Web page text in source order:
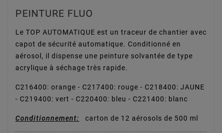
PEINTURE FLUO
Le TOP AUTOMATIQUE est un traceur de chantier avec
capot de sécurité automatique. Conditionné en
aérosol, il dispense une peinture solvantée de type
acrylique à séchage très rapide.
C216400: orange - C217400: rouge - C218400: JAUNE
- C219400: vert - C220400: bleu - C221400: blanc
Conditionnement: carton de 12 aérosols de 500 ml